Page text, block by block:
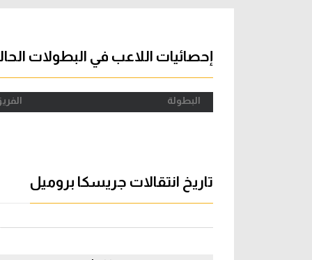
دوري إحصائيات اللاعب في البطولات
البطولة
تاريخ انتقالات جريسكا بروميل